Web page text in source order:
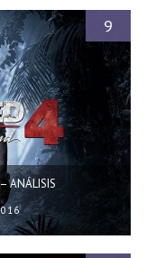
ANÁLISIS
9